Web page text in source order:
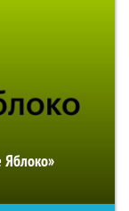
Яблоко»